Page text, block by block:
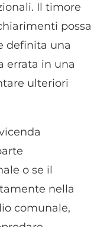
Il timore
possa
definita una
errata in una
ulteriori
o se il
nella
comunale,